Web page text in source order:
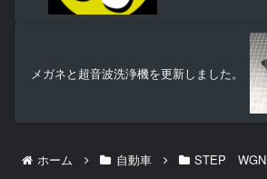
メガネと超音波洗浄機を更新しました。
ホーム 自動車 STEP WGN